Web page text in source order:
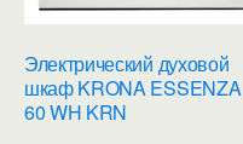
Электрический духовой
шкаф KRONA ESSENZA
60 WH KRN